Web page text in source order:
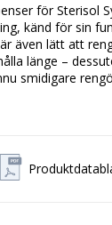
för Sterisol
känd för sin
även lätt att
länge –
smidigare